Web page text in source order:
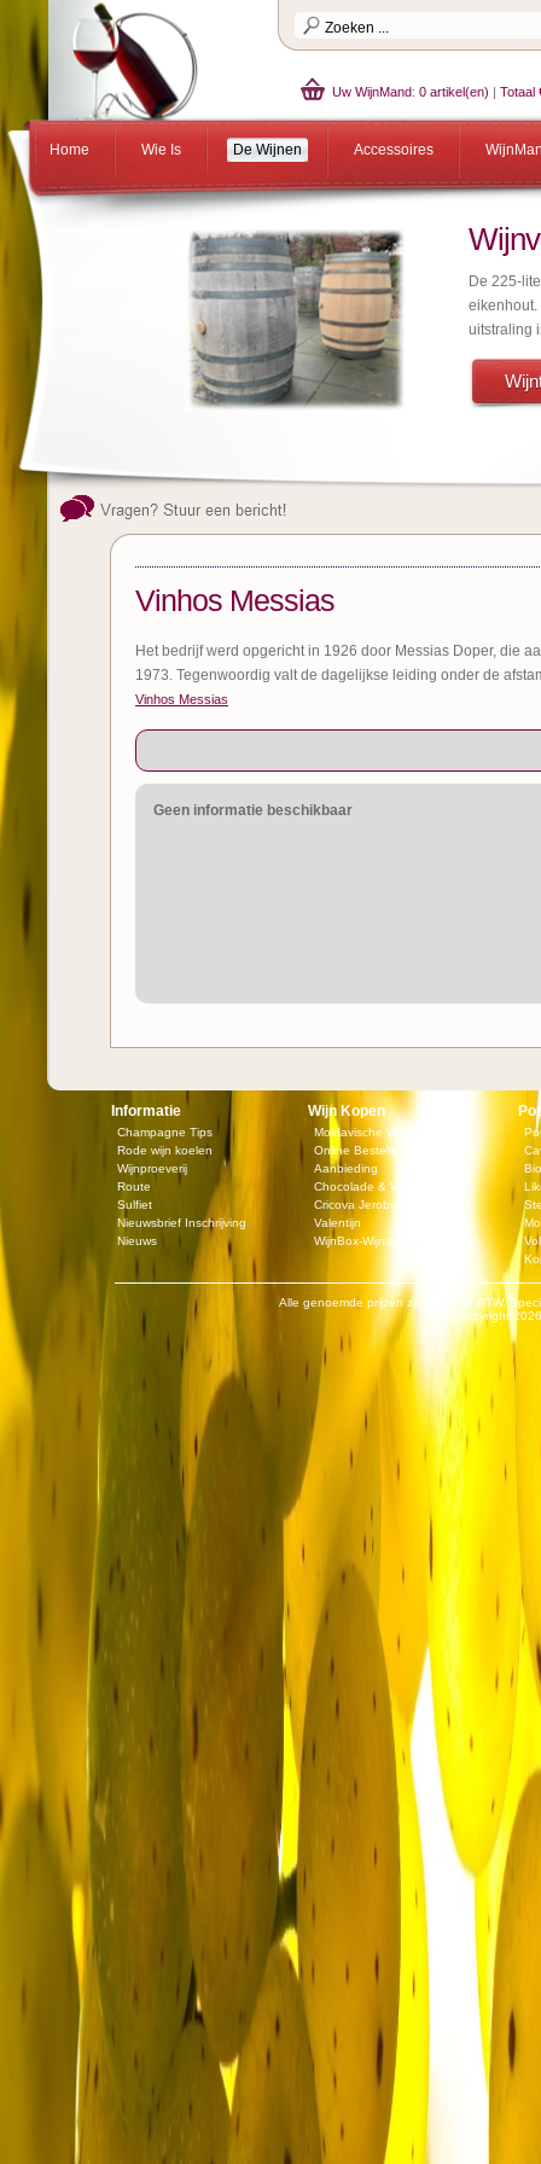
Uw WijnMand: 0 artikel(en) | Totaal
Home Wie Is De Wijnen Accessoires
De 225-
eikenhout.
uitstraling
Vinhos Messias
Het bedrijf werd opgericht in 1926 door Messias Doper, die
1973. Tegenwoordig valt de dagelijkse leiding onder de
Vinhos Messias
Geen informatie beschikbaar
Informatie
Champagne Tips
Rode wijn koelen
Wijnproeverij
Route
Sulfiet
Nieuwsbrief Inschrijving
Nieuws
Wijn Kopen
Moldavische Wijn
Online Bestellen
Aanbieding
Chocolade & Wijn
Cricova Jeroboam
Valentijn
WijnBox-Wijnabonnement
Alle genoemde prijzen zijn inclusief BTW.
© Copyright